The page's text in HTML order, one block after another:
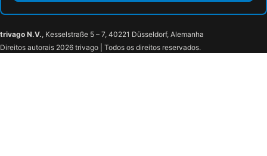
trivago N.V., Kesselstraße 5 – 7, 40221 Düsseldorf, Alemanha
Direitos autorais 2026 trivago | Todos os direitos reservados.